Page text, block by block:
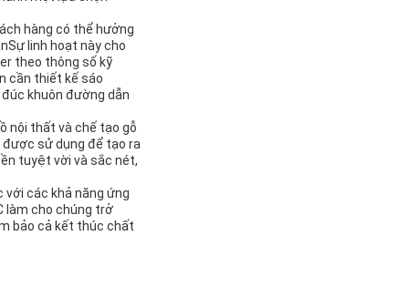
hàng có thể hưởng
linh hoạt này cho
theo thông số kỹ
cần thiết kế sáo
khuôn đường dẫn
nội thất và chế tạo gỗ
được sử dụng để tạo ra
tuyệt vời và sắc nét,
các khả năng ứng
làm cho chúng trở
bảo cả kết thúc chất